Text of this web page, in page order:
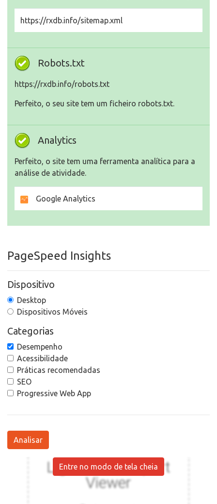
https://rxdb.info/sitemap.xml
Robots.txt
https://rxdb.info/robots.txt
Perfeito, o seu site tem um ficheiro robots.txt.
Analytics
Perfeito, o site tem uma ferramenta analítica para a
análise de atividade.
Google Analytics
PageSpeed Insights
Dispositivo
Desktop
Dispositivos Móveis
Categorias
Desempenho
Acessibilidade
Práticas recomendadas
SEO
Progressive Web App
Analisar
Entre no modo de tela cheia